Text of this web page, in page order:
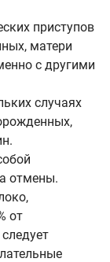
приступов
матери
с другими
случаях
отмены.
от